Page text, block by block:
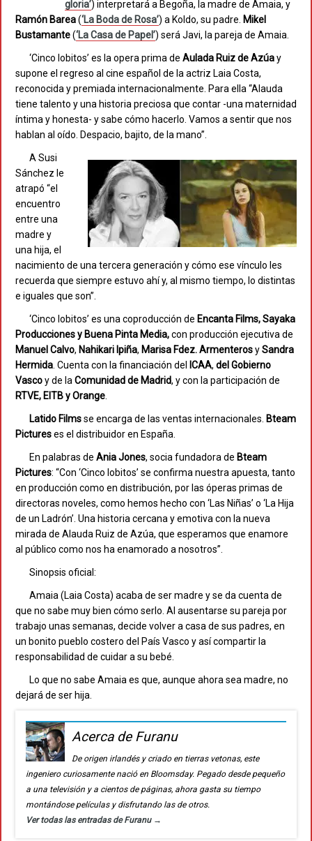
gloria’) interpretará a Begoña, la madre de Amaia, y
Ramón Barea(‘La Boda de Rosa’) a Koldo, su padre. Mikel
Bustamante(‘La Casa de Papel’) será Javi, la pareja de Amaia.
‘Cinco lobitos’ es la opera prima de Aulada Ruiz de Azúay
supone el regreso al cine español de la actriz Laia Costa,
reconocida y premiada internacionalmente. Para ella “Alauda
tiene talento y una historia preciosa que contar -una maternidad
íntima y honesta- y sabe cómo hacerlo. Vamos a sentir que nos
hablan al oído. Despacio, bajito, de la mano”.
A Susi
Sánchez le
atrapó “el
encuentro
entre una
madre y
una hija, el
nacimiento de una tercera generación y cómo ese vínculo les
recuerda que siempre estuvo ahí y, al mismo tiempo, lo distintas
e iguales que son”.
‘Cinco lobitos’ es una coproducción de Encanta Films, Sayaka
Producciones y Buena Pinta Media,con producción ejecutiva de
Manuel Calvo, Nahikari Ipiña, Marisa Fdez. ArmenterosySandra
Hermida. Cuenta con la financiación del ICAA, del Gobierno
Vascoy de laComunidad de Madrid, y con la participación de
RTVE, EITB y Orange.
Latido Filmsse encarga de las ventas internacionales. Bteam
Pictureses el distribuidor en España.
En palabras de Ania Jones, socia fundadora de Bteam
Pictures: “Con ‘Cinco lobitos’ se confirma nuestra apuesta, tanto
en producción como en distribución, por las óperas primas de
directoras noveles, como hemos hecho con ‘Las Niñas’ o ‘La Hija
de un Ladrón’. Una historia cercana y emotiva con la nueva
mirada de Alauda Ruiz de Azúa, que esperamos que enamore
al público como nos ha enamorado a nosotros”.
Sinopsis oficial:
Amaia (Laia Costa) acaba de ser madre y se da cuenta de
que no sabe muy bien cómo serlo. Al ausentarse su pareja por
trabajo unas semanas, decide volver a casa de sus padres, en
un bonito pueblo costero del País Vasco y así compartir la
responsabilidad de cuidar a su bebé.
Lo que no sabe Amaia es que, aunque ahora sea madre, no
dejará de ser hija.
Acerca de Furanu
De origen irlandés y criado en tierras vetonas, este
ingeniero curiosamente nació en Bloomsday. Pegado desde pequeño
a una televisión y a cientos de páginas, ahora gasta su tiempo
montándose películas y disfrutando las de otros.
Ver todas las entradas de Furanu →